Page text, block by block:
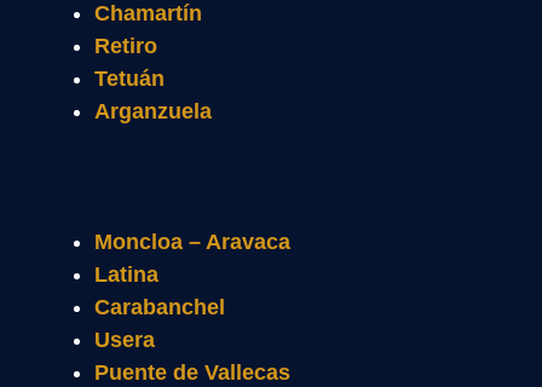
Chamartín
Retiro
Tetuán
Arganzuela
Moncloa – Aravaca
Latina
Carabanchel
Usera
Puente de Vallecas